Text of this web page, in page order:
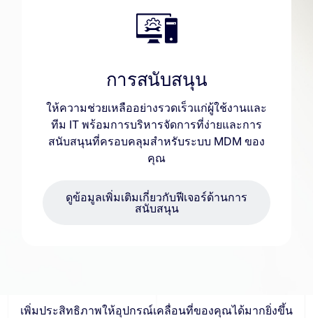
การสนับสนุน
ให้ความช่วยเหลืออย่างรวดเร็วแก่ผู้ใช้งานและ
ทีม IT พร้อมการบริหารจัดการที่ง่ายและการ
สนับสนุนที่ครอบคลุมสำหรับระบบ MDM ของ
คุณ
ดูข้อมูลเพิ่มเติมเกี่ยวกับฟีเจอร์ด้านการ
สนับสนุน
เพิ่มประสิทธิภาพให้อุปกรณ์เคลื่อนที่ของคุณได้มากยิ่งขึ้น